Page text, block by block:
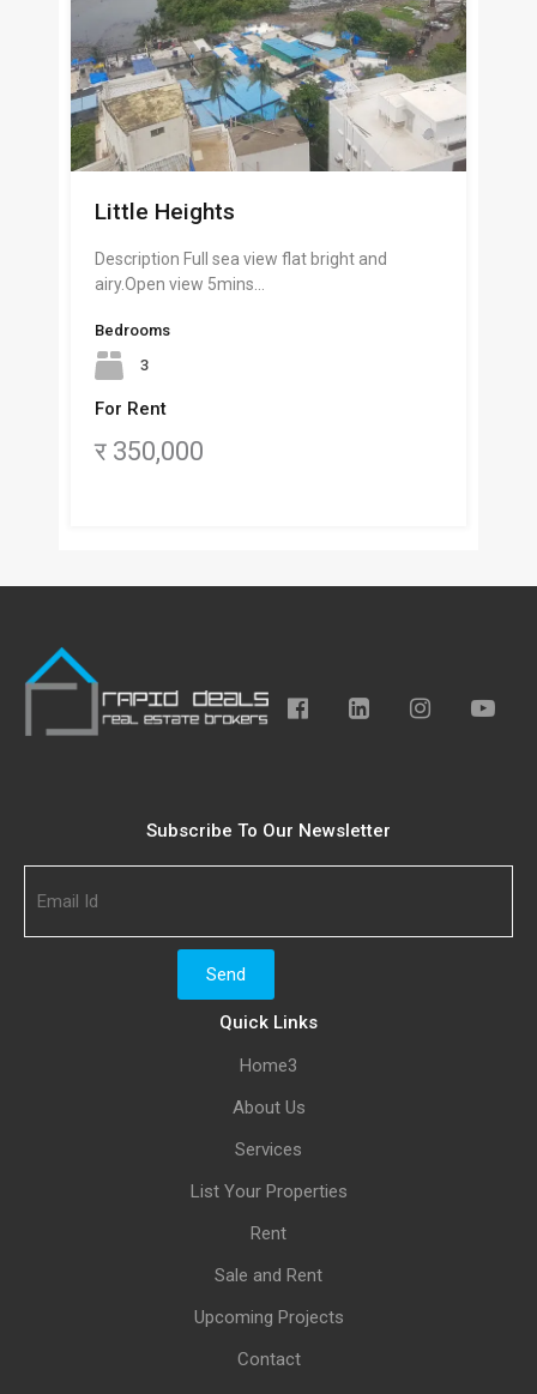
Little Heights
Description Full sea view flat bright and
airy.Open view 5mins…
Bedrooms
3
For Rent
र 350,000
Subscribe To Our Newsletter
Quick Links
Home3
About Us
Services
List Your Properties
Rent
Sale and Rent
Upcoming Projects
Contact